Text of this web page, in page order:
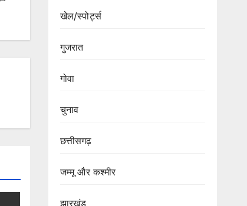
खेल/स्पोर्ट्स
गुजरात
गोवा
चुनाव
छत्तीसगढ़
जम्मू और कश्मीर
झारखंड